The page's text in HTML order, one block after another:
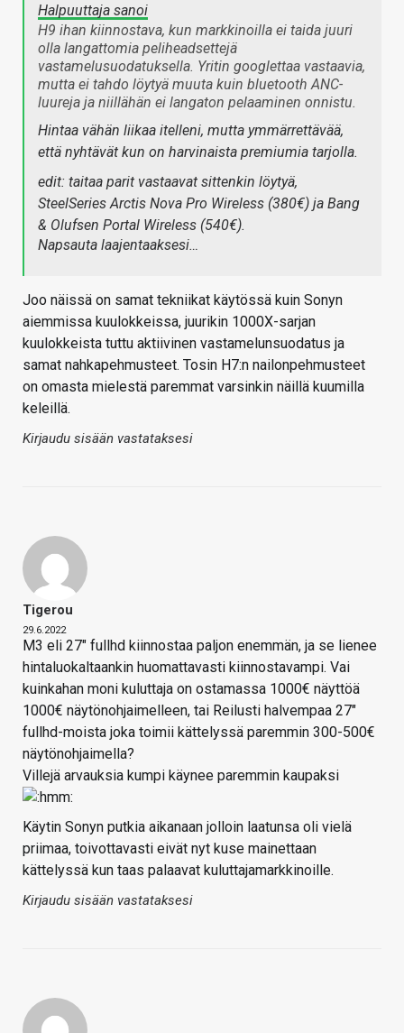
Halpuuttaja sanoi
H9 ihan kiinnostava, kun markkinoilla ei taida juuri
olla langattomia peliheadsettejä
vastamelusuodatuksella. Yritin googlettaa vastaavia,
mutta ei tahdo löytyä muuta kuin bluetooth ANC-
luureja ja niillähän ei langaton pelaaminen onnistu.
Hintaa vähän liikaa itelleni, mutta ymmärrettävää,
että nyhtävät kun on harvinaista premiumia tarjolla.
edit: taitaa parit vastaavat sittenkin löytyä,
SteelSeries Arctis Nova Pro Wireless (380€) ja Bang
& Olufsen Portal Wireless (540€).
Napsauta laajentaaksesi…
Joo näissä on samat tekniikat käytössä kuin Sonyn
aiemmissa kuulokkeissa, juurikin 1000X-sarjan
kuulokkeista tuttu aktiivinen vastamelunsuodatus ja
samat nahkapehmusteet. Tosin H7:n nailonpehmusteet
on omasta mielestä paremmat varsinkin näillä kuumilla
keleillä.
Kirjaudu sisään vastataksesi
Tigerou
29.6.2022
M3 eli 27" fullhd kiinnostaa paljon enemmän, ja se lienee
hintaluokaltaankin huomattavasti kiinnostavampi. Vai
kuinkahan moni kuluttaja on ostamassa 1000€ näyttöä
1000€ näytönohjaimelleen, tai Reilusti halvempaa 27"
fullhd-moista joka toimii kättelyssä paremmin 300-500€
näytönohjaimella?
Villejä arvauksia kumpi käynee paremmin kaupaksi
Käytin Sonyn putkia aikanaan jolloin laatunsa oli vielä
priimaa, toivottavasti eivät nyt kuse mainettaan
kättelyssä kun taas palaavat kuluttajamarkkinoille.
Kirjaudu sisään vastataksesi